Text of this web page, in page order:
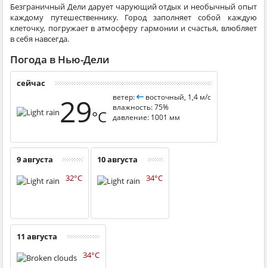
Безграничный Дели дарует чарующий отдых и необычный опыт
каждому путешественнику. Город заполняет собой каждую
клеточку, погружает в атмосферу гармонии и счастья, влюбляет
в себя навсегда.
Погода в Нью-Дели
сейчас
29°C
ветер:
восточный, 1,4 м/с
влажность: 75%
давление: 1001 мм
9 августа
32°C
10 августа
34°C
11 августа
34°C